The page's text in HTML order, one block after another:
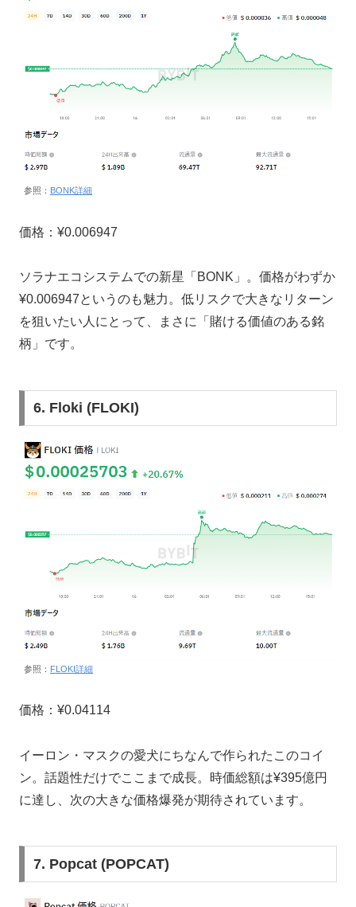
参照： BONK詳細
価格：¥0.006947
ソラナエコシステムでの新星「BONK」。価格がわずか
¥0.006947というのも魅力。低リスクで大きなリターン
を狙いたい人にとって、まさに「賭ける価値のある銘
柄」です。
6. Floki (FLOKI)
参照： FLOKI詳細
価格：¥0.04114
イーロン・マスクの愛犬にちなんで作られたこのコイ
ン。話題性だけでここまで成長。時価総額は¥395億円
に達し、次の大きな価格爆発が期待されています。
7. Popcat (POPCAT)